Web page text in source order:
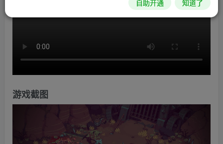
游戏截图
自助开通 知道了